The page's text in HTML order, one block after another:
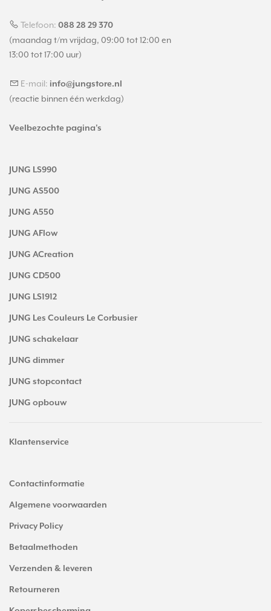
Telefoon: 088 28 29 370
(maandag t/m vrijdag, 09:00 tot 12:00 en
13:00 tot 17:00 uur)
E-mail: info@jungstore.nl
(reactie binnen één werkdag)
Veelbezochte pagina's
JUNG LS990
JUNG AS500
JUNG A550
JUNG AFlow
JUNG ACreation
JUNG CD500
JUNG LS1912
JUNG Les Couleurs Le Corbusier
JUNG schakelaar
JUNG dimmer
JUNG stopcontact
JUNG opbouw
Klantenservice
Contactinformatie
Algemene voorwaarden
Privacy Policy
Betaalmethoden
Verzenden & leveren
Retourneren